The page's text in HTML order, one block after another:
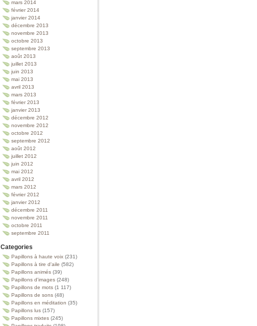
mars 2014
février 2014
janvier 2014
décembre 2013
novembre 2013
octobre 2013
septembre 2013
août 2013
juillet 2013
juin 2013
mai 2013
avril 2013
mars 2013
février 2013
janvier 2013
décembre 2012
novembre 2012
octobre 2012
septembre 2012
août 2012
juillet 2012
juin 2012
mai 2012
avril 2012
mars 2012
février 2012
janvier 2012
décembre 2011
novembre 2011
octobre 2011
septembre 2011
Categories
Papillons à haute voix (231)
Papillons à tire d'aile (582)
Papillons animés (39)
Papillons d'images (248)
Papillons de mots (1 117)
Papillons de sons (48)
Papillons en méditation (35)
Papillons lus (157)
Papillons mixtes (245)